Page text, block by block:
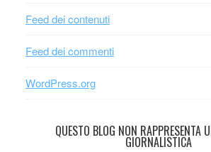
Feed dei contenuti
Feed dei commenti
WordPress.org
QUESTO BLOG NON RAPPRESENTA
GIORNALISTICA